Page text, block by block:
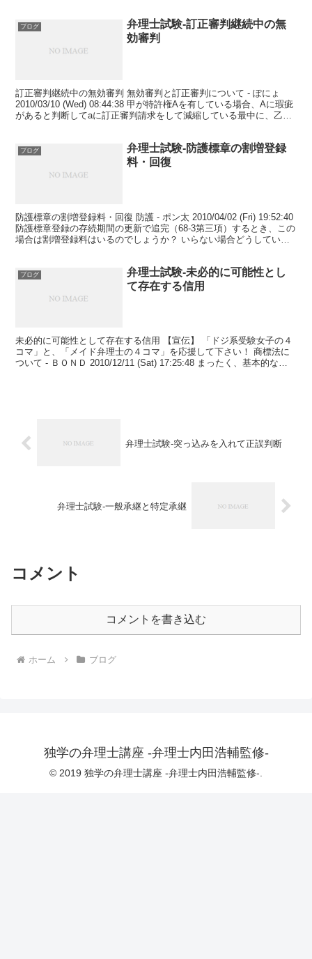
ブログ
弁理士試験-訂正審判継続中の無
効審判
訂正審判継続中の無効審判 無効審判と訂正審判について - ぽにょ
2010/03/10 (Wed) 08:44:38 甲が特許権Aを有している場合、Aに瑕疵
があると判断してaに訂正審判請求をして減縮している最中に、乙か
ブログ
弁理士試験-防護標章の割増登録
料・回復
防護標章の割増登録料・回復 防護 - ポン太 2010/04/02 (Fri) 19:52:40
防護標章登録の存続期間の更新で追完（68-3第三項）するとき、この
場合は割増登録料はいるのでしょうか？ いらない場合どうしていら
ブログ
弁理士試験-未必的に可能性とし
て存在する信用
未必的に可能性として存在する信用 【宣伝】 「ドジ系受験女子の４
コマ」と、「メイド弁理士の４コマ」を応援して下さい！ 商標法に
ついて - ＢＯＮＤ 2010/12/11 (Sat) 17:25:48 まったく、基本的な質
弁理士試験-突っ込みを入れて正誤判断
弁理士試験-一般承継と特定承継
コメント
コメントを書き込む
ホーム ブログ
独学の弁理士講座 -弁理士内田浩輔監修-
© 2019 独学の弁理士講座 -弁理士内田浩輔監修-.